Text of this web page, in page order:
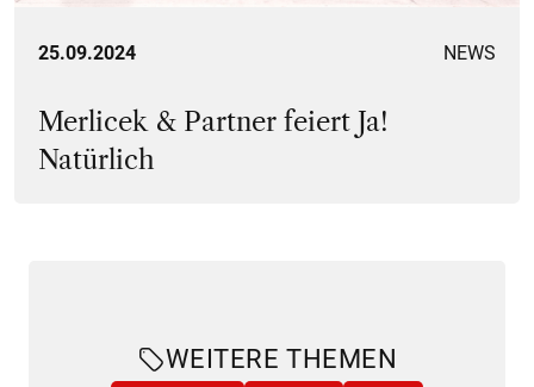
25.09.2024 NEWS
Merlicek & Partner feiert Ja!
Natürlich
WEITERE THEMEN